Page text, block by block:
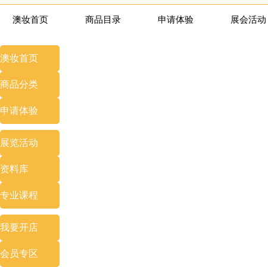
澳妆首页 商品目录 申请体验 展会活动
澳妆首页
商品分类
申请体验
展览活动
资料库
专业课程
我要开店
会员专区